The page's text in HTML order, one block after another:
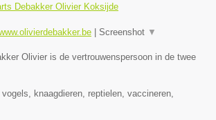
Debakker Olivier Koksijde
Screenshot ▼
Olivier is de vertrouwenspersoon in de twee
knaagdieren, reptielen, vaccineren,